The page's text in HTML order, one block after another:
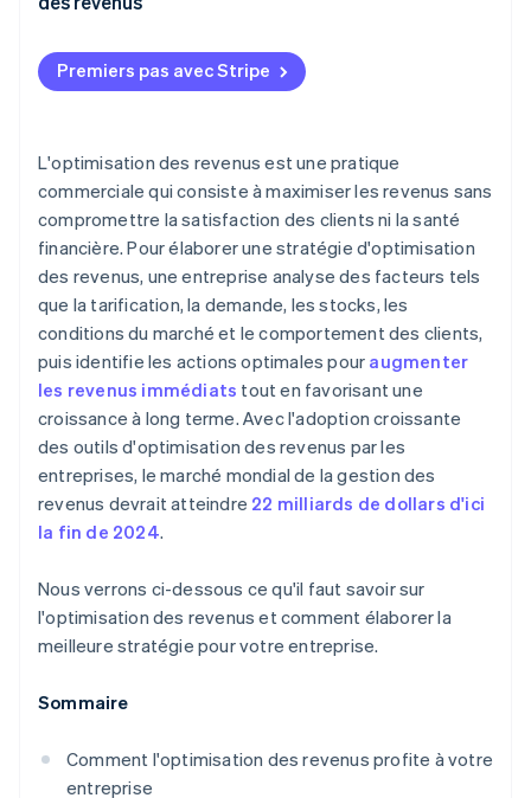
Premiers pas avec Stripe
L'optimisation des revenus est une pratique
commerciale qui consiste à maximiser les revenus sans
compromettre la satisfaction des clients ni la santé
financière. Pour élaborer une stratégie d'optimisation
des revenus, une entreprise analyse des facteurs tels
que la tarification, la demande, les stocks, les
conditions du marché et le comportement des clients,
puis identifie les actions optimales pour augmenter
les revenus immédiats tout en favorisant une
croissance à long terme. Avec l'adoption croissante
des outils d'optimisation des revenus par les
entreprises, le marché mondial de la gestion des
revenus devrait atteindre 22 milliards de dollars d'ici
la fin de 2024.
Nous verrons ci-dessous ce qu'il faut savoir sur
l'optimisation des revenus et comment élaborer la
meilleure stratégie pour votre entreprise.
Sommaire
Comment l'optimisation des revenus profite à votre
entreprise